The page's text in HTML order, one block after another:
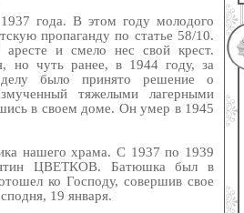
года. В этом году молодого
пропаганду по статье 58/10.
и смело нес свой крест.
но чуть ранее, в 1944 году, за
делу было принято решение о
тяжелыми лагерными
в своем доме. Он умер в 1945
нашего храма. С 1937 по 1939
ЦВЕТКОВ. Батюшка был в
ко Господу, совершив свое
19 января.